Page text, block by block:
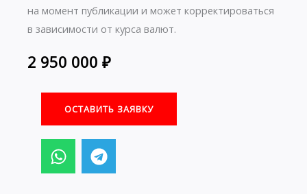
на момент публикации и может корректироваться
в зависимости от курса валют.
2 950 000 ₽
ОСТАВИТЬ ЗАЯВКУ
W
h
a
T
e
l